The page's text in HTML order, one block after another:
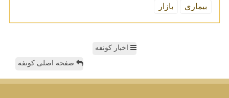
بیماری
بازار
اخبار کونفه
صفحه اصلی کونفه